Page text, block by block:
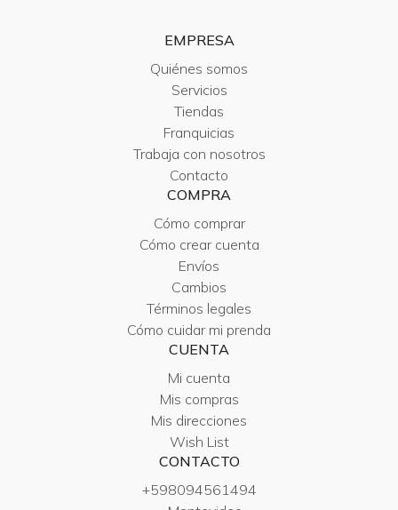
EMPRESA
Quiénes somos
Servicios
Tiendas
Franquicias
Trabaja con nosotros
Contacto
COMPRA
Cómo comprar
Cómo crear cuenta
Envíos
Cambios
Términos legales
Cómo cuidar mi prenda
CUENTA
Mi cuenta
Mis compras
Mis direcciones
Wish List
CONTACTO
+598094561494